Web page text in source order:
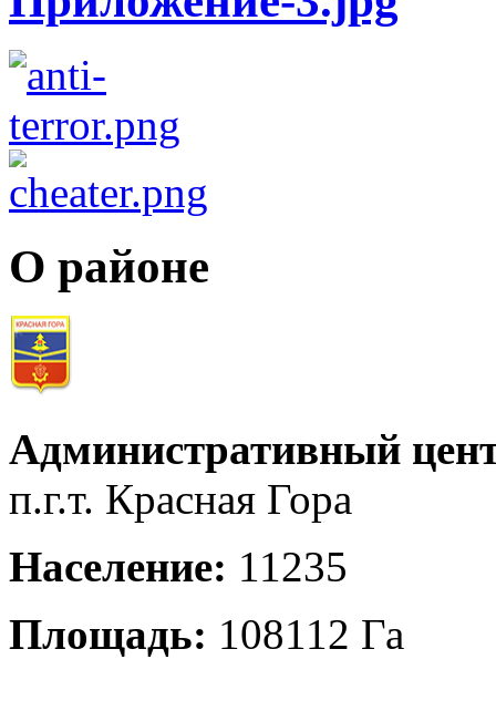
О районе
Административный
п.г.т. Красная Гора
Население: 11235
Площадь: 108112 Га